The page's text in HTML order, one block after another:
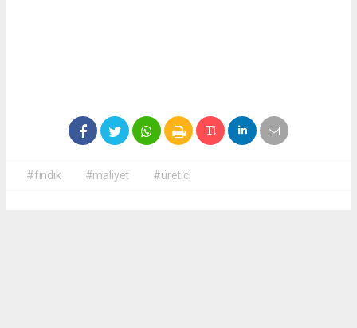
#fındık #maliyet #üretici